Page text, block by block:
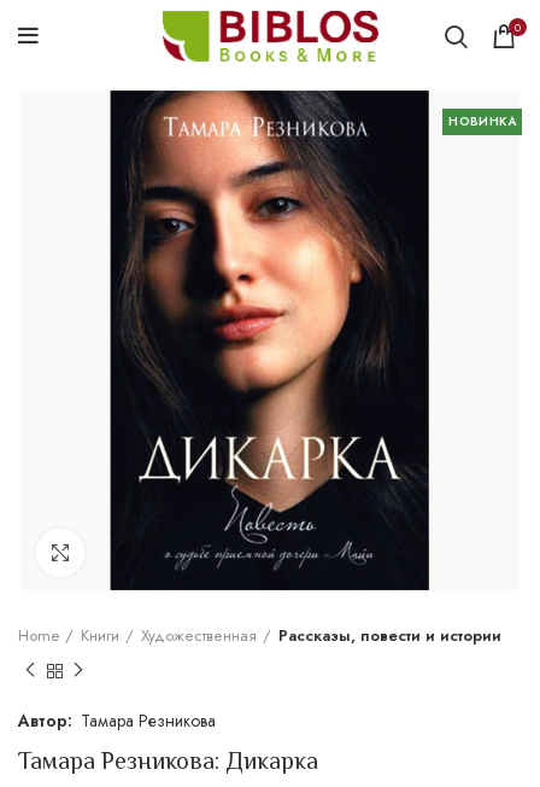
0
НОВИНКА
Home Книги Художественная Рассказы, повести и истории
Тамара Резникова
Тамара Резникова: Дикарка